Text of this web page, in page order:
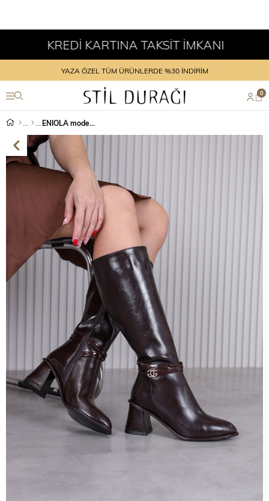
KREDİ KARTINA TAKSİT İMKANI
YAZA ÖZEL TÜM ÜRÜNLERDE %30 İNDİRİM
0
ENIOLA model 6 cm topuklu yeni sezon uzun çizme KAHVE